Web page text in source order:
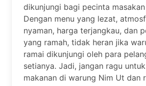
dikunjungi bagi pecinta
Dengan menu yang lezat,
nyaman, harga terjangkau, dan
yang ramah, tidak heran jika
ramai dikunjungi oleh para
setianya. Jadi, jangan ragu
makanan di warung Nim Ut dan